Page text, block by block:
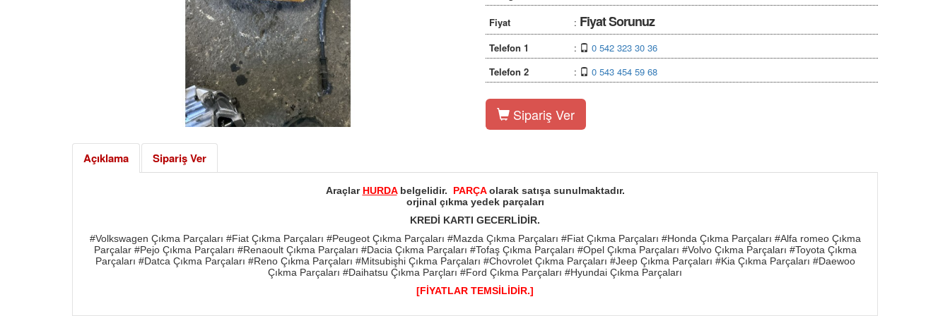
Fiyat : Fiyat Sorunuz
Telefon 1 :
0 542 323 30 36
Telefon 2
: 0 543 454 59 68
Sipariş Ver
Açıklama Sipariş Ver
Araçlar HURDAbelgelidir. PARÇAolarak satışa sunulmaktadır.
orjinal çıkma yedek parçaları
KREDİ KARTI GECERLİDİR.
#Volkswagen Çıkma Parçaları #Fiat Çıkma Parçaları #Peugeot Çıkma Parçaları #Mazda Çıkma Parçaları #Fiat Çıkma Parçaları #Honda Çıkma Parçaları #Alfa romeo Çıkma
Parçalar #Pejo Çıkma Parçaları #Renaoult Çıkma Parçaları #Dacia Çıkma Parçaları #Tofaş Çıkma Parçaları #Opel Çıkma Parçaları #Volvo Çıkma Parçaları #Toyota Çıkma
Parçaları #Datca Çıkma Parçaları #Reno Çıkma Parçaları #Mitsubişhi Çıkma Parçaları #Chovrolet Çıkma Parçaları #Jeep Çıkma Parçaları #Kia Çıkma Parçaları #Daewoo
Çıkma Parçaları #Daihatsu Çıkma Parçları #Ford Çıkma Parçaları #Hyundai Çıkma Parçaları
[FİYATLAR TEMSİLİDİR.]